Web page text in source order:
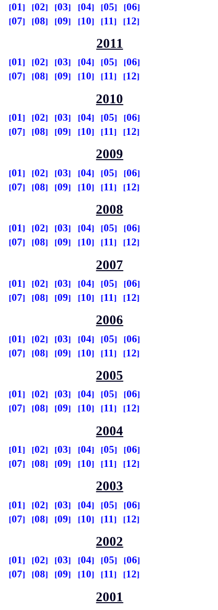
01 02 03 04 05
06
07
08 09 10 11 12
2011
01 02 03 04 05
06
07
08 09 10 11 12
2010
01 02 03 04 05
06
07
08 09 10 11 12
2009
01 02 03 04 05
06
07
08 09 10 11 12
2008
01 02 03 04 05
06
07
08 09 10 11 12
2007
01 02 03 04 05
06
07
08 09 10 11 12
2006
01 02 03 04 05
06
07
08 09 10 11 12
2005
01 02 03 04 05
06
07
08 09 10 11 12
2004
01 02 03 04 05
06
07
08 09 10 11 12
2003
01 02 03 04 05
06
07
08 09 10 11 12
2002
01 02 03 04 05
06
07
08 09 10 11 12
2001